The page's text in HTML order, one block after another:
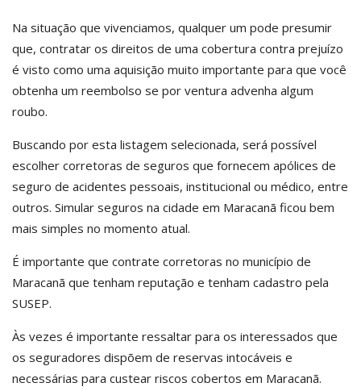
Na situação que vivenciamos, qualquer um pode presumir
que, contratar os direitos de uma cobertura contra prejuízo
é visto como uma aquisição muito importante para que você
obtenha um reembolso se por ventura advenha algum
roubo.
Buscando por esta listagem selecionada, será possível
escolher corretoras de seguros que fornecem apólices de
seguro de acidentes pessoais, institucional ou médico, entre
outros. Simular seguros na cidade em Maracanã ficou bem
mais simples no momento atual.
É importante que contrate corretoras no município de
Maracanã que tenham reputação e tenham cadastro pela
SUSEP.
Às vezes é importante ressaltar para os interessados que
os seguradores dispõem de reservas intocáveis e
necessárias para custear riscos cobertos em Maracanã.